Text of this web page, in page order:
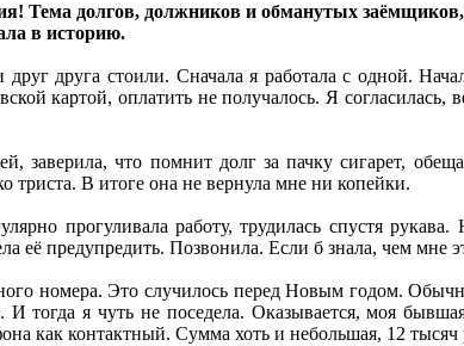
Тема долгов, должников и обманутых
в историю.
друга стоили. Сначала я работала с одной.
картой, оплатить не получалось. Я согласилась,
заверила, что помнит долг за пачку сигарет,
триста. В итоге она не вернула мне ни копейки.
прогуливала работу, трудилась спустя
её предупредить. Позвонила. Если б знала, чем мне
номера. Это случилось перед Новым годом.
тогда я чуть не поседела. Оказывается, моя
как контактный. Сумма хоть и небольшая, 12